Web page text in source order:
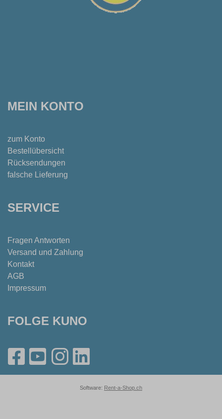
MEIN KONTO
zum Konto
Bestellübersicht
Rücksendungen
falsche Lieferung
SERVICE
Fragen Antworten
Versand und Zahlung
Kontakt
AGB
Impressum
FOLGE KUNO
Software: Rent-a-Shop.ch